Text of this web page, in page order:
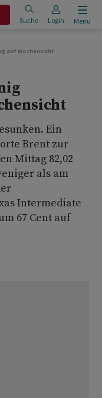
Suche Login Menu
auf Wochensicht
Ein
Brent zur
Mittag 82,02
als am
Intermediate
67 Cent auf